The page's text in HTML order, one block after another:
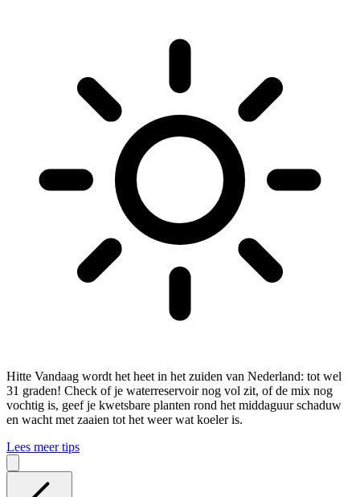
Hitte Vandaag wordt het heet in het zuiden van Nederland: tot wel
31 graden! Check of je waterreservoir nog vol zit, of de mix nog
vochtig is, geef je kwetsbare planten rond het middaguur schaduw
en wacht met zaaien tot het weer wat koeler is.
Lees meer tips